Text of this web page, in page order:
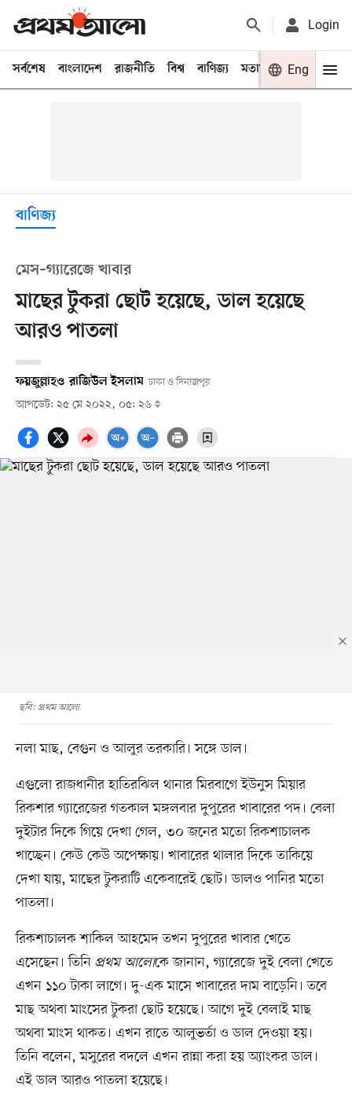
Login
সর্বশেষ বাংলাদেশ রাজনীতি বিশ্ব বাণিজ্য মতামত খেলা
Eng
বাণিজ্য
মেস–গ্যারেজে খাবার
মাছের টুকরা ছোট হয়েছে, ডাল হয়েছে
আরও পাতলা
ফয়জুল্লাহও রাজিউল ইসলাম ঢাকা ও দিনাজপুর
আপডেট: ২৫ মে ২০২২, ০৫: ২৬
ছবি: প্রথম আলো
নলা মাছ, বেগুন ও আলুর তরকারি। সঙ্গে ডাল।
এগুলো রাজধানীর হাতিরঝিল থানার মিরবাগে ইউনুস মিয়ার
রিকশার গ্যারেজের গতকাল মঙ্গলবার দুপুরের খাবারের পদ। বেলা
দুইটার দিকে গিয়ে দেখা গেল, ৩০ জনের মতো রিকশাচালক
খাচ্ছেন। কেউ কেউ অপেক্ষায়। খাবারের থালার দিকে তাকিয়ে
দেখা যায়, মাছের টুকরাটি একেবারেই ছোট। ডালও পানির মতো
পাতলা।
রিকশাচালক শাকিল আহমেদ তখন দুপুরের খাবার খেতে
এসেছেন। তিনি প্রথম আলোকে জানান, গ্যারেজে দুই বেলা খেতে
এখন ১১০ টাকা লাগে। দু-এক মাসে খাবারের দাম বাড়েনি। তবে
মাছ অথবা মাংসের টুকরা ছোট হয়েছে। আগে দুই বেলাই মাছ
অথবা মাংস থাকত। এখন রাতে আলুভর্তা ও ডাল দেওয়া হয়।
তিনি বলেন, মসুরের বদলে এখন রান্না করা হয় অ্যাংকর ডাল।
এই ডাল আরও পাতলা হয়েছে।